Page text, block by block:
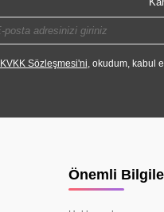
KVKK Sözleşmesi'ni , okudum, kabul
Önemli